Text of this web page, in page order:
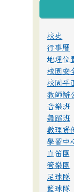
:::
校史
行事曆
地理位
校園安
校園平
教師辦
音樂班
舞蹈班
數理資
學習中
直笛團
管樂團
足球隊
籃球隊